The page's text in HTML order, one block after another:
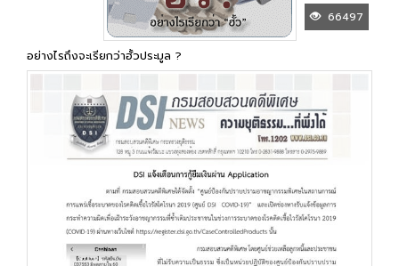
66497
อย่างไรถึงจะเรียกว่าฮั้วประมูล ?